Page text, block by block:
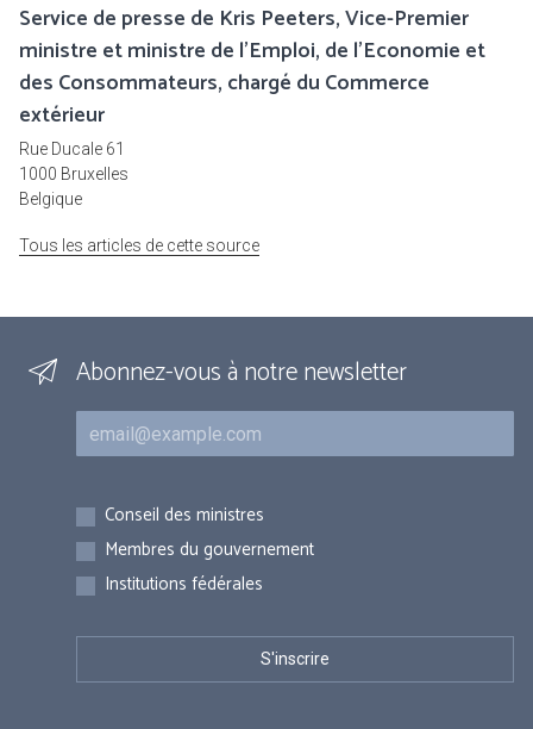
Service de presse de Kris Peeters, Vice-Premier
ministre et ministre de l'Emploi, de l'Economie et
des Consommateurs, chargé du Commerce
extérieur
Rue Ducale 61
1000 Bruxelles
Belgique
Tous les articles de cette source
Abonnez-vous à notre newsletter
Courriel
Inscriptions
Conseil des ministres
Membres du gouvernement
Institutions fédérales